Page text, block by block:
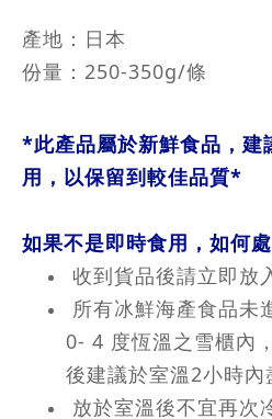
產地：日本
份量：250-350g/條
*此產品屬於新鮮食品，建
用，以保留到較佳品質*
如果不是即時食用，如何
收到貨品後請立即放
所有冰鮮海產食品未
0- 4 度恆溫之雪櫃內
後建議於室溫2小時內
放於室溫後不宜再次